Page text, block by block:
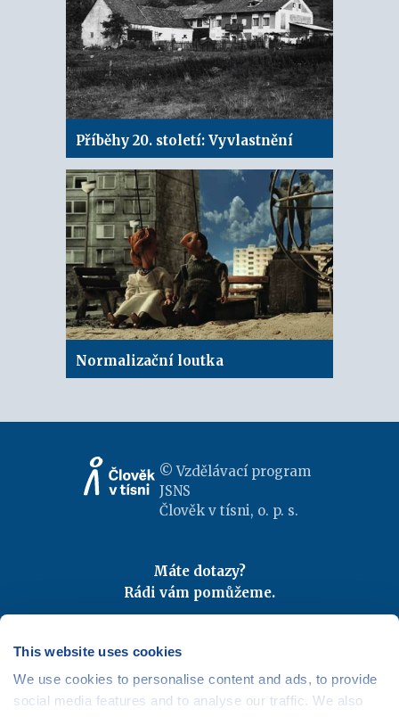
This website uses cookies
We use cookies to personalise content and ads, to provide
social media features and to analyse our traffic. We also
Příběhy 20. století: Vyvlastnění
Normalizační loutka
© Vzdělávací program
JSNS
Člověk v tísni, o. p. s.
Máte dotazy?
Rádi vám pomůžeme.
Odebírejte newslettery
Mapa webu |Kariéra
Osobní údaje|Cookies